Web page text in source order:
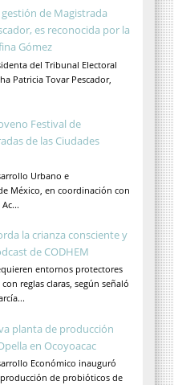
de Magistrada
es reconocida por la
Gómez
del Tribunal Electoral
Patricia Tovar Pescador,
Festival de
de las Ciudades
Urbano e
México, en coordinación con
la crianza consciente y
de CODHEM
entornos protectores
reglas claras, según señaló
planta de producción
en Ocoyoacac
Económico inauguró
de probióticos de